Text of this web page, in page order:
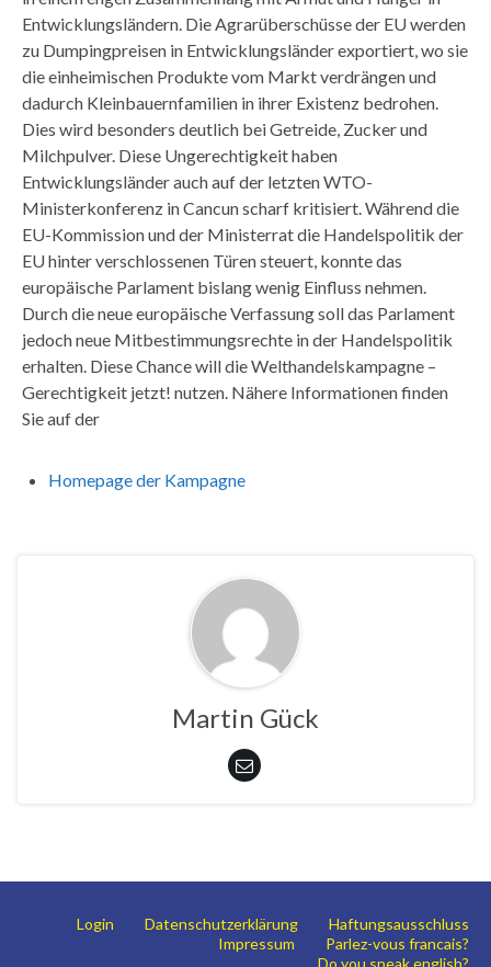
Entwicklungsländern. Die Agrarüberschüsse der EU werden
zu Dumpingpreisen in Entwicklungsländer exportiert, wo sie
die einheimischen Produkte vom Markt verdrängen und
dadurch Kleinbauernfamilien in ihrer Existenz bedrohen.
Dies wird besonders deutlich bei Getreide, Zucker und
Milchpulver. Diese Ungerechtigkeit haben
Entwicklungsländer auch auf der letzten WTO-
Ministerkonferenz in Cancun scharf kritisiert. Während die
EU-Kommission und der Ministerrat die Handelspolitik der
EU hinter verschlossenen Türen steuert, konnte das
europäische Parlament bislang wenig Einfluss nehmen.
Durch die neue europäische Verfassung soll das Parlament
jedoch neue Mitbestimmungsrechte in der Handelspolitik
erhalten. Diese Chance will die Welthandelskampagne –
Gerechtigkeit jetzt! nutzen. Nähere Informationen finden
Sie auf der
Homepage der Kampagne
Martin Gück
Login Datenschutzerklärung
Haftungsausschluss
Impressum
Parlez-vous francais?